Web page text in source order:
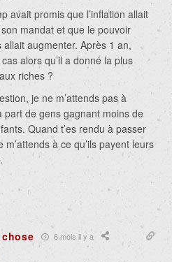
avait promis que l’inflation allait
mandat et que le pouvoir
allait augmenter. Après 1 an,
alors qu’il a donné la plus
riches ?
je ne m’attends pas à
part de gens gagnant moins de
Quand t’es rendu à passer
à ce qu’ils payent leurs
6 mois il y a